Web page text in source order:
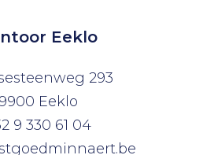
Eeklo
293
9900 Eeklo
9 330 61 04